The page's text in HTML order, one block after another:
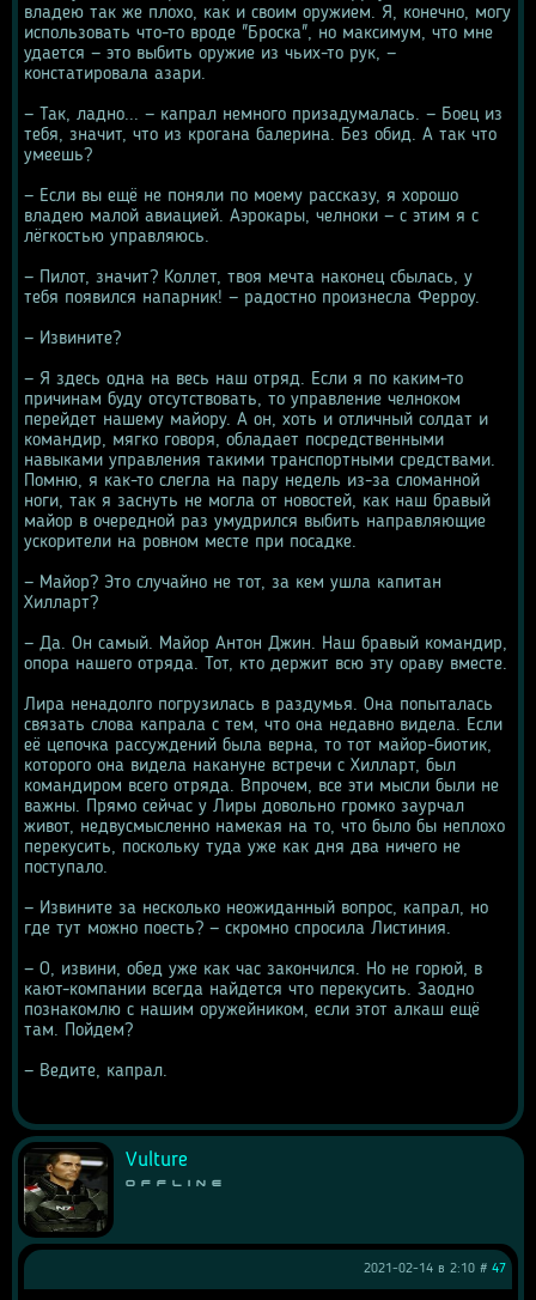
владею так же плохо, как и своим оружием. Я, конечно, могу
использовать что-то вроде "Броска", но максимум, что мне
удается — это выбить оружие из чьих-то рук, —
констатировала азари.
— Так, ладно... — капрал немного призадумалась. — Боец из
тебя, значит, что из крогана балерина. Без обид. А так что
умеешь?
— Если вы ещё не поняли по моему рассказу, я хорошо
владею малой авиацией. Аэрокары, челноки — с этим я с
лёгкостью управляюсь.
— Пилот, значит? Коллет, твоя мечта наконец сбылась, у
тебя появился напарник! — радостно произнесла Ферроу.
— Извините?
— Я здесь одна на весь наш отряд. Если я по каким-то
причинам буду отсутствовать, то управление челноком
перейдет нашему майору. А он, хоть и отличный солдат и
командир, мягко говоря, обладает посредственными
навыками управления такими транспортными средствами.
Помню, я как-то слегла на пару недель из-за сломанной
ноги, так я заснуть не могла от новостей, как наш бравый
майор в очередной раз умудрился выбить направляющие
ускорители на ровном месте при посадке.
— Майор? Это случайно не тот, за кем ушла капитан
Хилларт?
— Да. Он самый. Майор Антон Джин. Наш бравый командир,
опора нашего отряда. Тот, кто держит всю эту ораву вместе.
Лира ненадолго погрузилась в раздумья. Она попыталась
связать слова капрала с тем, что она недавно видела. Если
её цепочка рассуждений была верна, то тот майор-биотик,
которого она видела накануне встречи с Хилларт, был
командиром всего отряда. Впрочем, все эти мысли были не
важны. Прямо сейчас у Лиры довольно громко заурчал
живот, недвусмысленно намекая на то, что было бы неплохо
перекусить, поскольку туда уже как дня два ничего не
поступало.
— Извините за несколько неожиданный вопрос, капрал, но
где тут можно поесть? — скромно спросила Листиния.
— О, извини, обед уже как час закончился. Но не горюй, в
кают-компании всегда найдется что перекусить. Заодно
познакомлю с нашим оружейником, если этот алкаш ещё
там. Пойдем?
— Ведите, капрал.
Vulture
Offline
2021-02-14 в 2:10 # 47